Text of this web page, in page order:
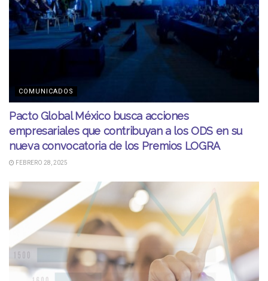
COMUNICADOS
Pacto Global México busca acciones
empresariales que contribuyan a los ODS en su
nueva convocatoria de los Premios LOGRA
FEBRERO 28, 2025